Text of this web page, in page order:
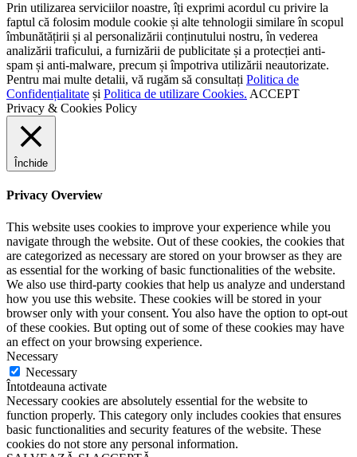
Prin utilizarea serviciilor noastre, îți exprimi acordul cu privire la
faptul că folosim module cookie și alte tehnologii similare în scopul
îmbunătățirii și al personalizării conținutului nostru, în vederea
analizării traficului, a furnizării de publicitate și a protecției anti-
spam și anti-malware, precum și împotriva utilizării neautorizate.
Pentru mai multe detalii, vă rugăm să consultați Politica de
Confidențialitate și Politica de utilizare Cookies. ACCEPT
Privacy & Cookies Policy
Închide
Privacy Overview
This website uses cookies to improve your experience while you
navigate through the website. Out of these cookies, the cookies that
are categorized as necessary are stored on your browser as they are
as essential for the working of basic functionalities of the website.
We also use third-party cookies that help us analyze and understand
how you use this website. These cookies will be stored in your
browser only with your consent. You also have the option to opt-out
of these cookies. But opting out of some of these cookies may have
an effect on your browsing experience.
Necessary
Necessary
Întotdeauna activate
Necessary cookies are absolutely essential for the website to
function properly. This category only includes cookies that ensures
basic functionalities and security features of the website. These
cookies do not store any personal information.